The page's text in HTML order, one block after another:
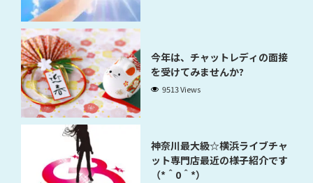
今年は、チャットレディの面接
を受けてみませんか?
9513 Views
神奈川最大級☆横浜ライブチャ
ット専門店最近の様子紹介です
（*＾0＾*）